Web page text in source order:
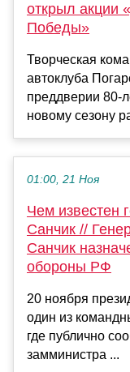
открыл акции
Победы»
Творческая
автоклуба
преддверии 80-
новому сезону
01:00, 21 Ноя
Чем известен
Санчик //
Санчик
обороны РФ
20 ноября
один из
где публично
замминистра ...